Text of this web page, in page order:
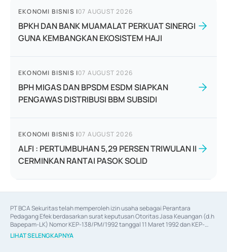
EKONOMI BISNIS |07 AUGUST 2026
BPKH DAN BANK MUAMALAT PERKUAT SINERGI
GUNA KEMBANGKAN EKOSISTEM HAJI
EKONOMI BISNIS |07 AUGUST 2026
BPH MIGAS DAN BPSDM ESDM SIAPKAN
PENGAWAS DISTRIBUSI BBM SUBSIDI
EKONOMI BISNIS |07 AUGUST 2026
ALFI : PERTUMBUHAN 5,29 PERSEN TRIWULAN II
CERMINKAN RANTAI PASOK SOLID
PT BCA Sekuritas telah memperoleh izin usaha sebagai Perantara
Pedagang Efek berdasarkan surat keputusan Otoritas Jasa Keuangan (d.h
Bapepam-LK) Nomor KEP-138/PM/1992 tanggal 11 Maret 1992 dan KEP-
06/D.04/2014 tanggal 28 Februari 2014, izin usaha sebagai Penjamin Emisi
Efek berdasarkan surat keputusan Otoritas Jasa Keuangan Nomor KEP-
LIHAT SELENGKAPNYA